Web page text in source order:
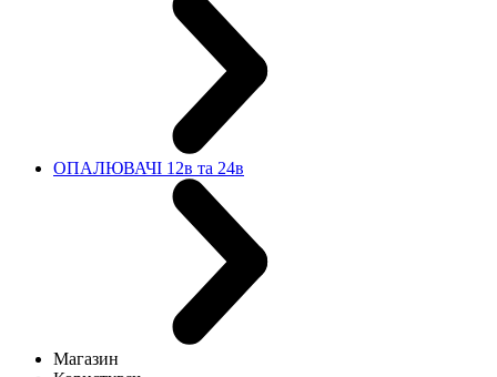
ОПАЛЮВАЧІ 12в та 24в
Магазин